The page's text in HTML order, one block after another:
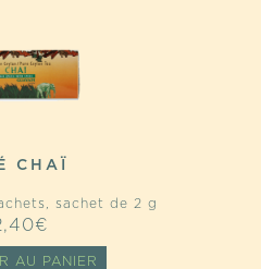
CHAÏ
sachet de 2 g
€
AU PANIER